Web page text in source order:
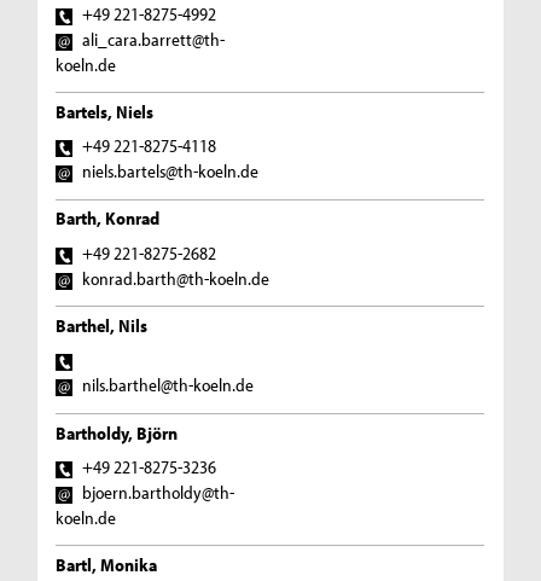
+49 221-8275-4992
ali_cara.barrett@th-
koeln.de
Bartels, Niels
+49 221-8275-4118
niels.bartels@th-koeln.de
Barth, Konrad
+49 221-8275-2682
konrad.barth@th-koeln.de
Barthel, Nils
nils.barthel@th-koeln.de
Bartholdy, Björn
+49 221-8275-3236
bjoern.bartholdy@th-
koeln.de
Bartl, Monika